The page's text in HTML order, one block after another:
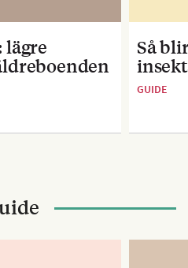
lägre
Så
GUIDE